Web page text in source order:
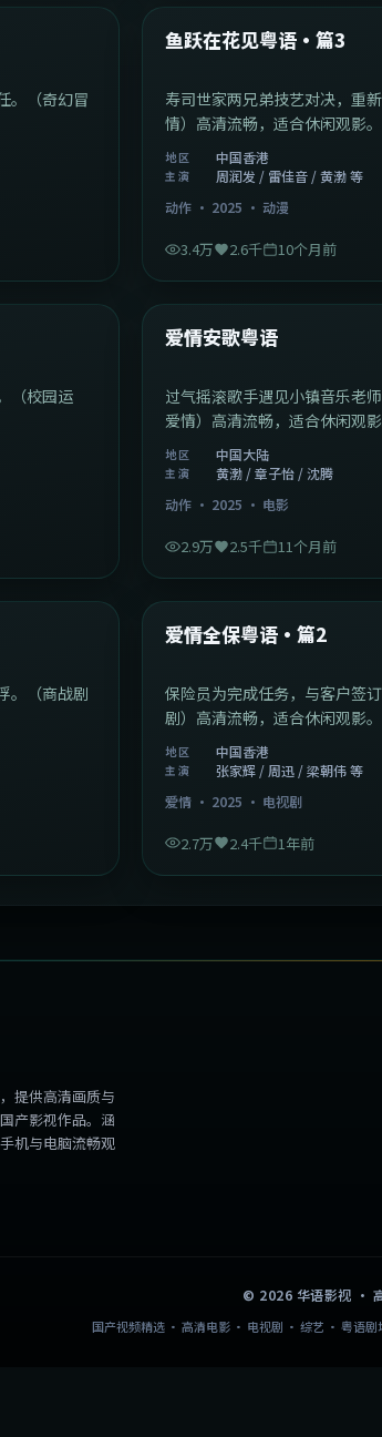
。（奇幻冒
最新
鱼跃在花见粤语·篇3
寿司世家两兄弟技艺对决，重
情）高清流畅，适合休闲观影。
地区 中国香港
主演
周润发 / 雷佳音 / 黄渤 等
动作 · 2025 ·动漫
3.4万 2.6千 10个月前
1:23:05
（校园运
最新
中国大陆
爱情安歌粤语
过气摇滚歌手遇见小镇音乐老
爱情）高清流畅，适合休闲观影
地区 中国大陆
主演
黄渤 / 章子怡 / 沈腾
动作 · 2025 · 电影
2.9万 2.5千 11个月前
。（商战剧
最新
中国香港
爱情全保粤语·篇2
保险员为完成任务，与客户签
剧）高清流畅，适合休闲观影。
地区 中国香港
主演
张家辉 / 周迅 / 梁朝伟 等
爱情 · 2025 · 电视剧
2.7万 2.4千 1年前
提供高清画质与
产影视作品。涵
机与电脑流畅观
© 2026 华语影视 ·
国产视频精选 · 高清电影 · 电视剧 · 综艺 · 粤语